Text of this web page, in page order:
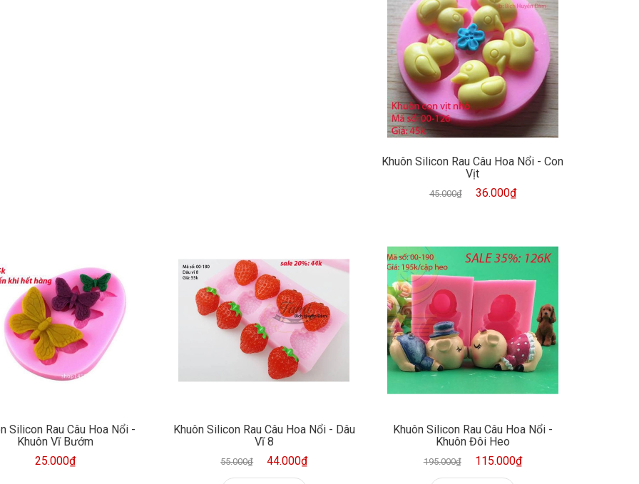
Khuôn Silicon Rau Câu Hoa Nổi - Con
Vịt
45.000₫ 36.000₫
Silicon Rau Câu Hoa Nổi -
Khuôn Vĩ Bướm
25.000₫
Khuôn Silicon Rau Câu Hoa Nổi - Dâu
Vĩ 8
55.000₫ 44.000₫
Khuôn Silicon Rau Câu Hoa Nổi -
Khuôn Đôi Heo
195.000₫ 115.000₫